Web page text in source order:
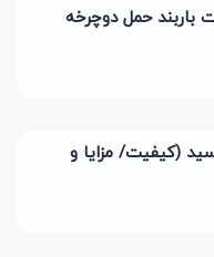
باربند حمل دوچرخه
(کیفیت/ مزایا و